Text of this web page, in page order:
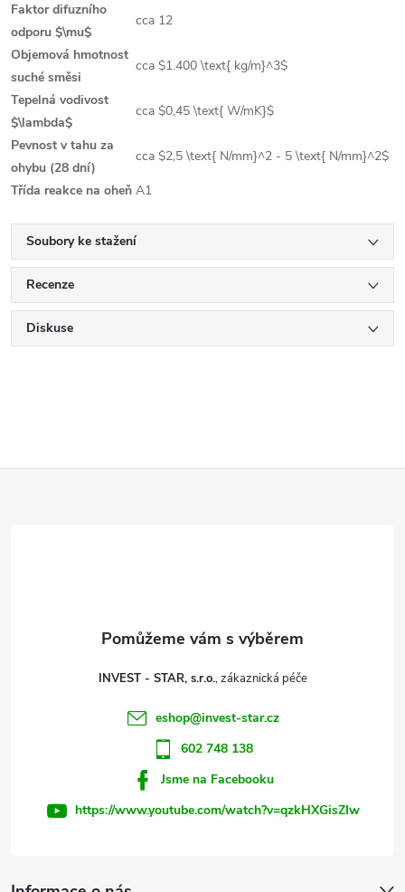
Faktor difuzního
odporu $\mu$
cca 12
Objemová hmotnost
suché směsi
cca $1.400 \text{ kg/m}^3$
Tepelná vodivost
$\lambda$
cca $0,45 \text{ W/mK}$
Pevnost v tahu za
ohybu (28 dní)
cca $2,5 \text{ N/mm}^2 - 5 \text{ N/mm}^2$
Třída reakce na oheň A1
Soubory ke stažení
Recenze
Diskuse
INVEST - STAR, s.r.o.
eshop@invest-star.cz
602 748 138
Jsme na Facebooku
https://www.youtube.com/watch?v=qzkHXGisZIw